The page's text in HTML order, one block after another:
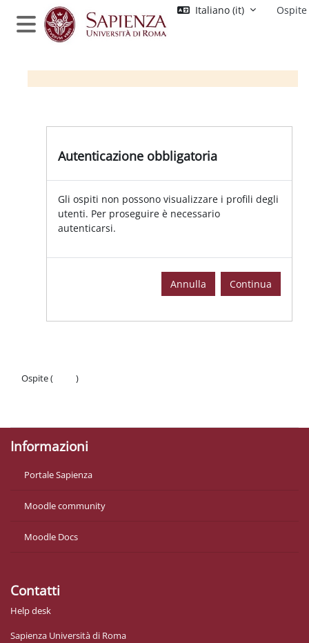
Vai al contenuto principale
Pannello laterale
Italiano ‎(it)‎ Ospite
Autenticazione obbligatoria
Gli ospiti non possono visualizzare i profili degli
utenti. Per proseguire è necessario
autenticarsi.
Annulla Continua
Ospite (
)
Informazioni
Portale Sapienza
Moodle community
Moodle Docs
Contatti
Help desk
Sapienza Università di Roma